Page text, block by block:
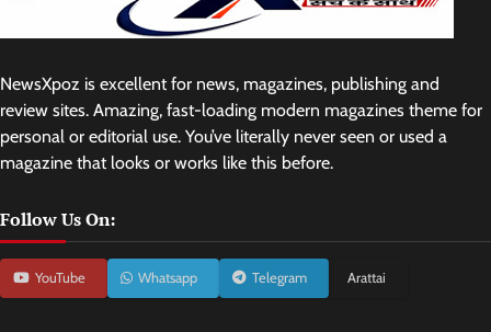
NewsXpoz is excellent for news, magazines, publishing and
review sites. Amazing, fast-loading modern magazines theme for
personal or editorial use. You’ve literally never seen or used a
magazine that looks or works like this before.
Follow Us On:
YouTube Whatsapp Telegram Arattai